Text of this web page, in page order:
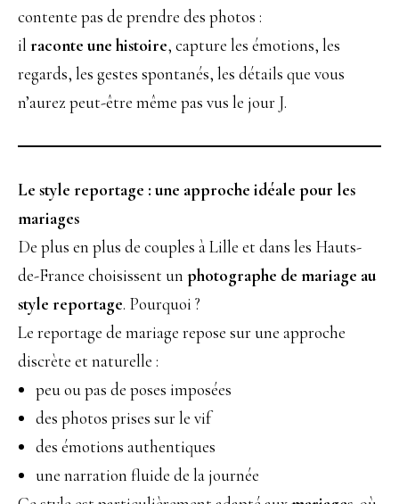
contente pas de prendre des photos :
il raconte une histoire, capture les émotions, les
regards, les gestes spontanés, les détails que vous
n’aurez peut-être même pas vus le jour J.
Le style reportage : une approche idéale pour les
mariages
De plus en plus de couples à Lille et dans les Hauts-
de-France choisissent un photographe de mariage au
style reportage. Pourquoi ?
Le reportage de mariage repose sur une approche
discrète et naturelle :
peu ou pas de poses imposées
des photos prises sur le vif
des émotions authentiques
une narration fluide de la journée